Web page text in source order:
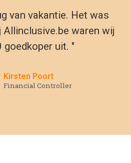
van vakantie. Het was
Allinclusive.be waren wij
goedkoper uit. "
Kirsten Poort
Financial Controller